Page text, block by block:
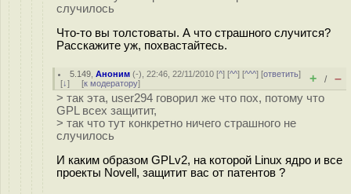
случилось
Что-то вы толстоваты. А что страшного случится?
Расскажите уж, похвастайтесь.
5.149 ,Аноним (-), 22:46, 22/11/2010 [^] [^^] [^^^] [ответить]
[↓] [к модератору] + / –
> так эта, user294 говорил же что пох, потому что
GPL всех защитит,
> так что тут конкретно ничего страшного не
случилось
И каким образом GPLv2, на которой Linux ядро и все
проекты Novell, защитит вас от патентов ?